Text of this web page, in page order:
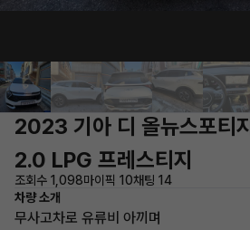
2023 기아 디 올뉴스포티지
2.0 LPG 프레스티지
조회수 1,098마이픽 10채팅 14
차량 소개
무사고차로 유류비 아끼며